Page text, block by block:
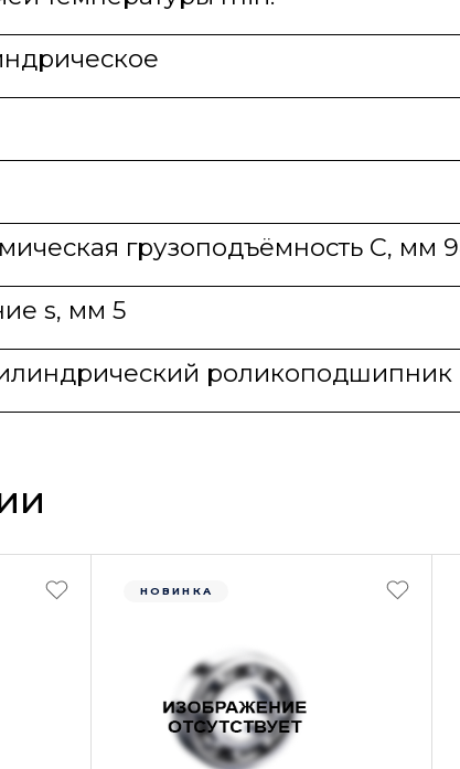
грузоподъёмность C, мм
s, мм 5
роликоподшипник
НОВИНКА